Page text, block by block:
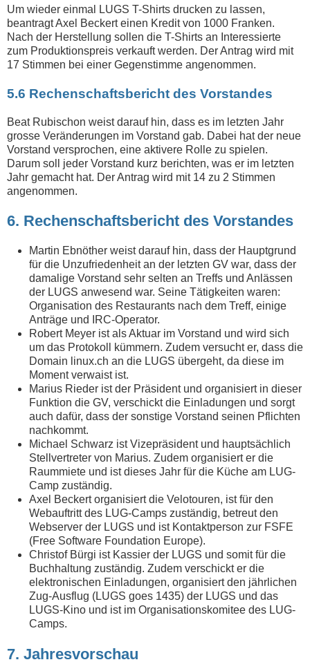
Um wieder einmal LUGS T-Shirts drucken zu lassen,
beantragt Axel Beckert einen Kredit von 1000 Franken.
Nach der Herstellung sollen die T-Shirts an Interessierte
zum Produktionspreis verkauft werden. Der Antrag wird mit
17 Stimmen bei einer Gegenstimme angenommen.
5.6 Rechenschaftsbericht des Vorstandes
Beat Rubischon weist darauf hin, dass es im letzten Jahr
grosse Veränderungen im Vorstand gab. Dabei hat der neue
Vorstand versprochen, eine aktivere Rolle zu spielen.
Darum soll jeder Vorstand kurz berichten, was er im letzten
Jahr gemacht hat. Der Antrag wird mit 14 zu 2 Stimmen
angenommen.
6. Rechenschaftsbericht des Vorstandes
Martin Ebnöther weist darauf hin, dass der Hauptgrund
für die Unzufriedenheit an der letzten GV war, dass der
damalige Vorstand sehr selten an Treffs und Anlässen
der LUGS anwesend war. Seine Tätigkeiten waren:
Organisation des Restaurants nach dem Treff, einige
Anträge und IRC-Operator.
Robert Meyer ist als Aktuar im Vorstand und wird sich
um das Protokoll kümmern. Zudem versucht er, dass die
Domain linux.ch an die LUGS übergeht, da diese im
Moment verwaist ist.
Marius Rieder ist der Präsident und organisiert in dieser
Funktion die GV, verschickt die Einladungen und sorgt
auch dafür, dass der sonstige Vorstand seinen Pflichten
nachkommt.
Michael Schwarz ist Vizepräsident und hauptsächlich
Stellvertreter von Marius. Zudem organisiert er die
Raummiete und ist dieses Jahr für die Küche am LUG-
Camp zuständig.
Axel Beckert organisiert die Velotouren, ist für den
Webauftritt des LUG-Camps zuständig, betreut den
Webserver der LUGS und ist Kontaktperson zur FSFE
(Free Software Foundation Europe).
Christof Bürgi ist Kassier der LUGS und somit für die
Buchhaltung zuständig. Zudem verschickt er die
elektronischen Einladungen, organisiert den jährlichen
Zug-Ausflug (LUGS goes 1435) der LUGS und das
LUGS-Kino und ist im Organisationskomitee des LUG-
Camps.
7. Jahresvorschau